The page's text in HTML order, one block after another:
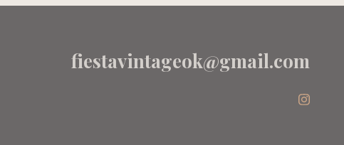
fiestavintageok@gmail.com